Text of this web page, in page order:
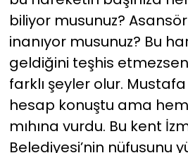
biliyor musunuz?
inanıyor musunuz? Bu
geldiğini teşhis
farklı şeyler olur.
hesap konuştu ama
mıhına vurdu. Bu kent
Belediyesi’nin nüfusunu